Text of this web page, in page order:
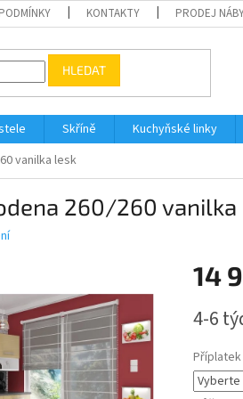
KONTAKTY PRODEJ
HLEDAT
Skříně Kuchyňské linky
vanilka lesk
260/260 vanilka
14
cena:
4-6